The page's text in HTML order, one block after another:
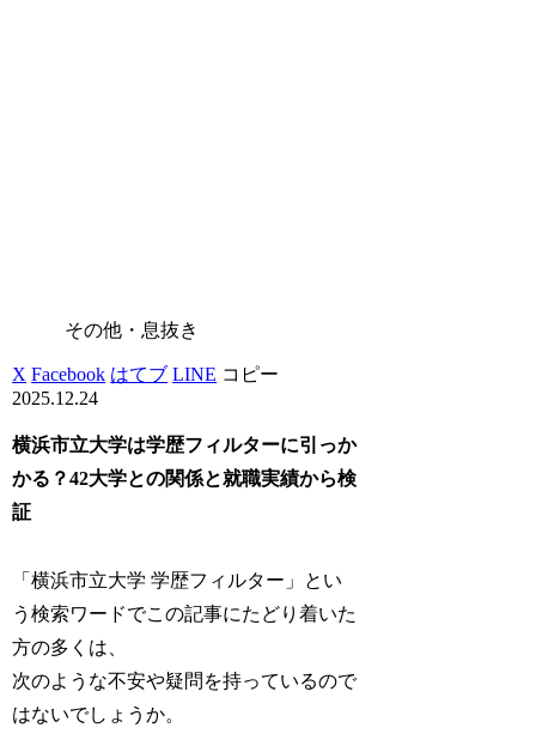
その他・息抜き
X Facebook はてブ LINE コピー
2025.12.24
横浜市立大学は学歴フィルターに引っか
かる？42大学との関係と就職実績から検
証
「横浜市立大学 学歴フィルター」とい
う検索ワードでこの記事にたどり着いた
方の多くは、
次のような不安や疑問を持っているので
はないでしょうか。